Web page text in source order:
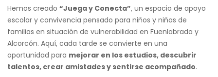
Hemos creado “Juega y Conecta”, un espacio de apoyo
escolar y convivencia pensado para niños y niñas de
familias en situación de vulnerabilidad en Fuenlabrada y
Alcorcón. Aquí, cada tarde se convierte en una
oportunidad para mejorar en los estudios, descubrir
talentos, crear amistades y sentirse acompañado.